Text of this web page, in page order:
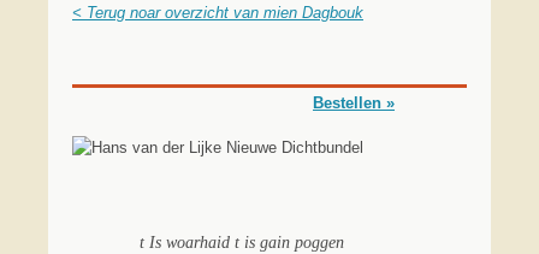
< Terug noar overzicht van mien Dagbouk
Bestellen »
t Is woarhaid t is gain poggen